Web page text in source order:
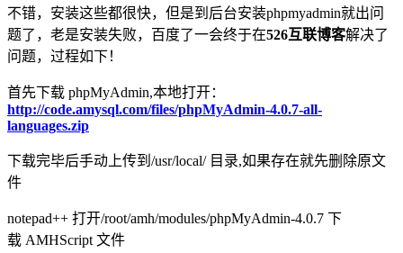
不错，安装这些都很快，但是到后台安装phpmyadmin就出问
题了，老是安装失败，百度了一会终于在526互联博客解决了
问题，过程如下！
首先下载 phpMyAdmin,本地打开：
http://code.amysql.com/files/phpMyAdmin-4.0.7-all-
languages.zip
下载完毕后手动上传到/usr/local/ 目录,如果存在就先删除原文
件
notepad++ 打开/root/amh/modules/phpMyAdmin-4.0.7 下
载 AMHScript 文件